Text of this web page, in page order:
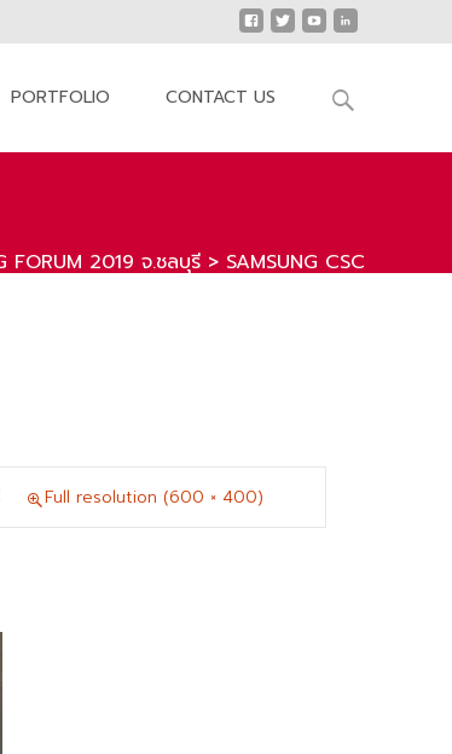
PORTFOLIO CONTACT US
Search
FORUM 2019 จ.ชลบุรี > SAMSUNG CSC
Full resolution (600 × 400)